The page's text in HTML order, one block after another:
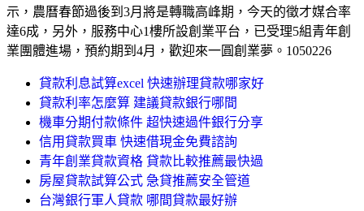
示，農曆春節過後到3月將是轉職高峰期，今天的徵才媒合率
達6成，另外，服務中心1樓所設創業平台，已受理5組青年創
業團體進場，預約期到4月，歡迎來一圓創業夢。1050226
貸款利息試算excel 快速辦理貸款哪家好
貸款利率怎麼算 建議貸款銀行哪間
機車分期付款條件 超快速過件銀行分享
信用貸款買車 快速借現金免費諮詢
青年創業貸款資格 貸款比較推薦最快過
房屋貸款試算公式 急貸推薦安全管道
台灣銀行軍人貸款 哪間貸款最好辦